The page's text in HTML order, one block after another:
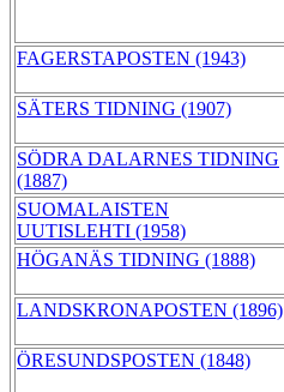
FAGERSTAPOSTEN (1943)
SÄTERS TIDNING (1907)
SÖDRA DALARNES TIDNING
(1887)
SUOMALAISTEN
UUTISLEHTI (1958)
HÖGANÄS TIDNING (1888)
LANDSKRONAPOSTEN (1896)
ÖRESUNDSPOSTEN (1848)